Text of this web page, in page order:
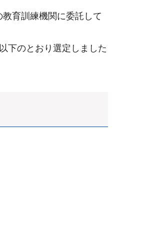
育訓練機関に委託して
下のとおり選定しました